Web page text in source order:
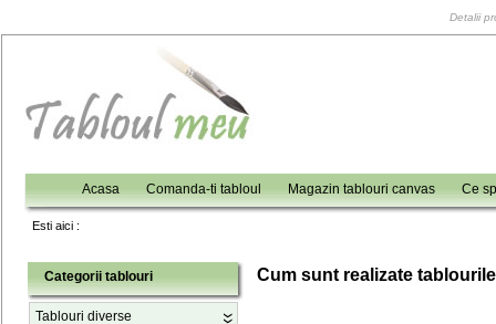
Detalii
Acasa Comanda-ti tabloul Magazin tablouri canvas Ce
Esti aici :
Categorii tablouri
Tablouri diverse
Cum sunt realizate